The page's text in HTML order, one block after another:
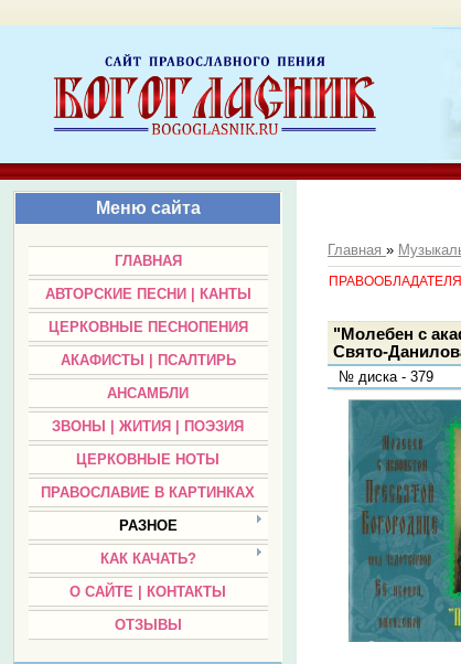
Меню сайта
ГЛАВНАЯ
АВТОРСКИЕ ПЕСНИ | КАНТЫ
ЦЕРКОВНЫЕ ПЕСНОПЕНИЯ
АКАФИСТЫ | ПСАЛТИРЬ
АНСАМБЛИ
ЗВОНЫ | ЖИТИЯ | ПОЭЗИЯ
ЦЕРКОВНЫЕ НОТЫ
ПРАВОСЛАВИЕ В КАРТИНКАХ
РАЗНОЕ
КАК КАЧАТЬ?
О САЙТЕ | КОНТАКТЫ
ОТЗЫВЫ
Главная »
"Молебен с
Свято-
№ диска - 379